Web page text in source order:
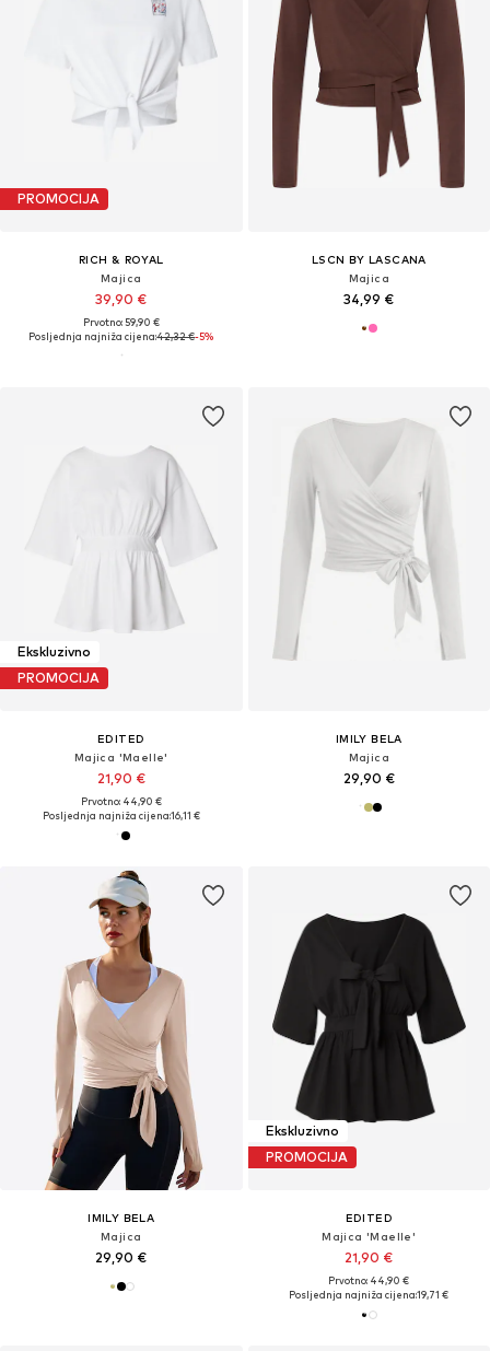
PROMOCIJA
RICH & ROYAL
Majica
39,90 €
Prvotno: 59,90 €
Posljednja najniža cijena:42,32 €-5%
LSCN BY LASCANA
Majica
34,99 €
Ekskluzivno
PROMOCIJA
EDITED
Majica 'Maelle'
21,90 €
Prvotno: 44,90 €
Posljednja najniža cijena:16,11 €
IMILY BELA
Majica
29,90 €
IMILY BELA
Majica
29,90 €
Ekskluzivno
PROMOCIJA
EDITED
Majica 'Maelle'
21,90 €
Prvotno: 44,90 €
Posljednja najniža cijena:19,71 €